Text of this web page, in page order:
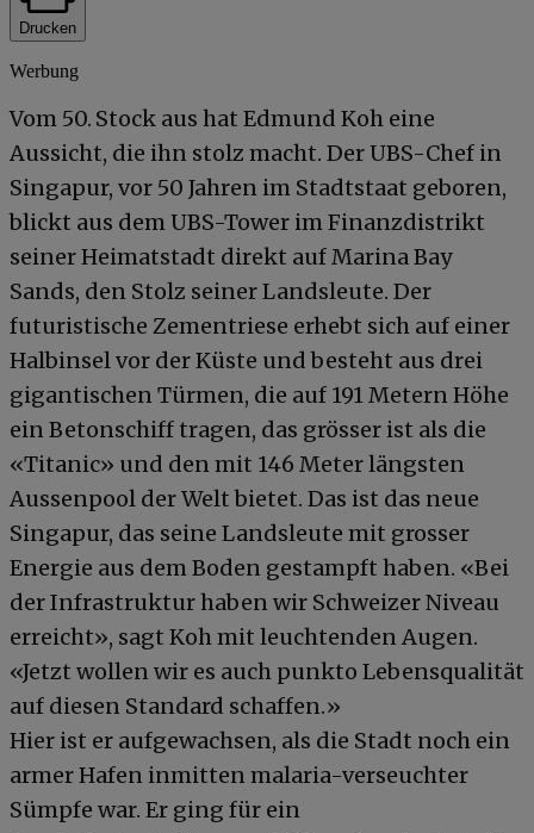
Drucken
Werbung
Vom 50. Stock aus hat Edmund Koh eine
Aussicht, die ihn stolz macht. Der UBS-Chef in
Singapur, vor 50 Jahren im Stadtstaat geboren,
blickt aus dem UBS-Tower im Finanzdistrikt
seiner Heimatstadt direkt auf Marina Bay
Sands, den Stolz seiner Landsleute. Der
futuristische Zementriese erhebt sich auf einer
Halbinsel vor der Küste und besteht aus drei
gigantischen Türmen, die auf 191 Metern Höhe
ein Betonschiff tragen, das grösser ist als die
«Titanic» und den mit 146 Meter längsten
Aussenpool der Welt bietet. Das ist das neue
Singapur, das seine Landsleute mit grosser
Energie aus dem Boden gestampft haben. «Bei
der Infrastruktur haben wir Schweizer Niveau
erreicht», sagt Koh mit leuchtenden Augen.
«Jetzt wollen wir es auch punkto Lebensqualität
auf diesen Standard schaffen.»
Hier ist er aufgewachsen, als die Stadt noch ein
armer Hafen inmitten malaria-verseuchter
Sümpfe war. Er ging für ein